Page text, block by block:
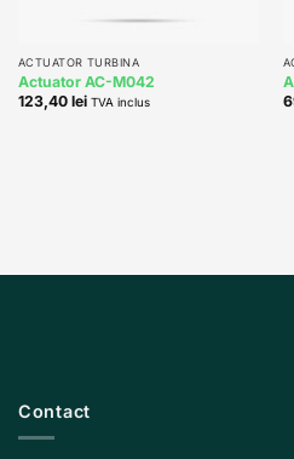
ACTUATOR TURBINA
Actuator AC-M042
123,40 lei TVA inclus
Contact